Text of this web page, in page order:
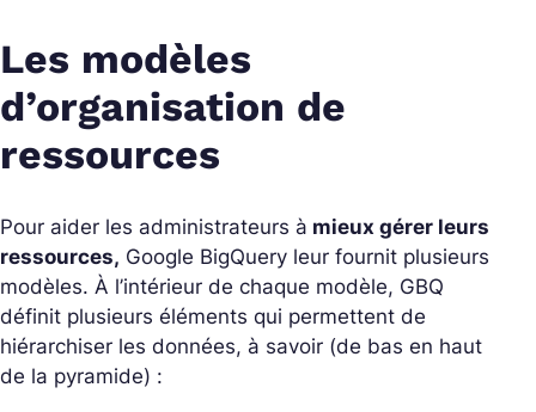
Les modèles
d’organisation de
ressources
Pour aider les administrateurs à mieux gérer leurs
ressources, Google BigQuery leur fournit plusieurs
modèles. À l’intérieur de chaque modèle, GBQ
définit plusieurs éléments qui permettent de
hiérarchiser les données, à savoir (de bas en haut
de la pyramide) :